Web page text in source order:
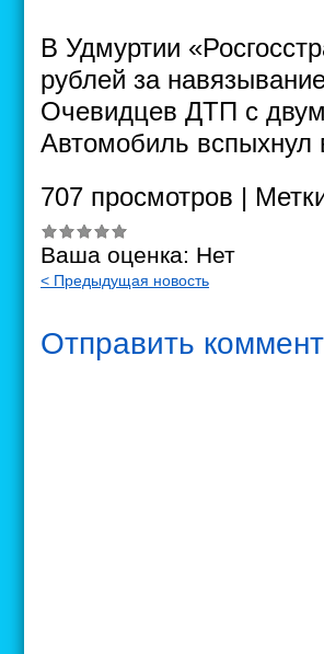
В Удмуртии
рублей за
Очевидцев ДТП с
Автомобиль вспыхнул
707 просмотров |
Ваша оценка: Нет
< Предыдущая новость
Отправить